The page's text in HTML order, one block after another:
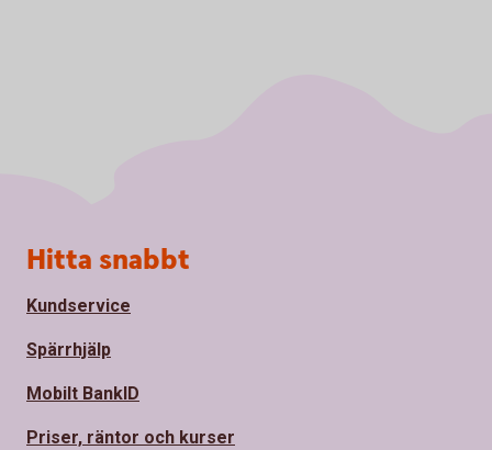
Sidfot
Hitta snabbt
Kundservice
Spärrhjälp
Mobilt BankID
Priser, räntor och kurser